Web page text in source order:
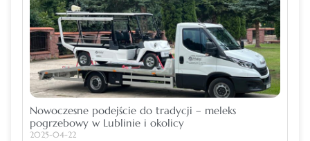
Nowoczesne podejście do tradycji – meleks
pogrzebowy w Lublinie i okolicy
2025-04-22